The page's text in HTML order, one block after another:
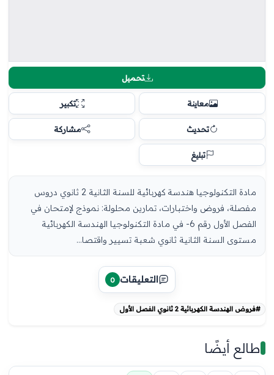
تحميل
معاينة تكبير
تحديث مشاركة
تبليغ
مادة التكنولوجيا هندسة كهربائية للسنة الثانية 2 ثانوي دروس
مفصلة، فروض واختبارات، تمارين محلولة: نموذج لإمتحان في
الفصل الأول رقم 6- في مادة التكنولوجيا الهندسة الكهربائية
مستوى السنة الثانية ثانوي شعبة تسيير واقتصا...
التعليقات 0
#فروض الهندسة الكهربائية 2 ثانوي الفصل الأول
طالع أيضًا